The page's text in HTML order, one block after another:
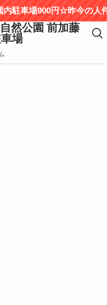
駐車場900円☆昨今の人
然公園 前加藤
場